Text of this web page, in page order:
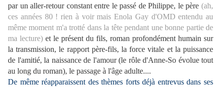
par un aller-retour constant entre le passé de Philippe, le père (ah,
ces années 80 ! rien à voir mais Enola Gay d'OMD entendu au
même moment m'a trotté dans la tête pendant une bonne partie de
ma lecture) et le présent du fils, roman profondément humain sur
la transmission, le rapport père-fils, la force vitale et la puissance
de l'amitié, la naissance de l'amour (le rôle d'Anne-So évolue tout
au long du roman), le passage à l'âge adulte....
De même réapparaissent des thèmes forts déjà entrevus dans ses